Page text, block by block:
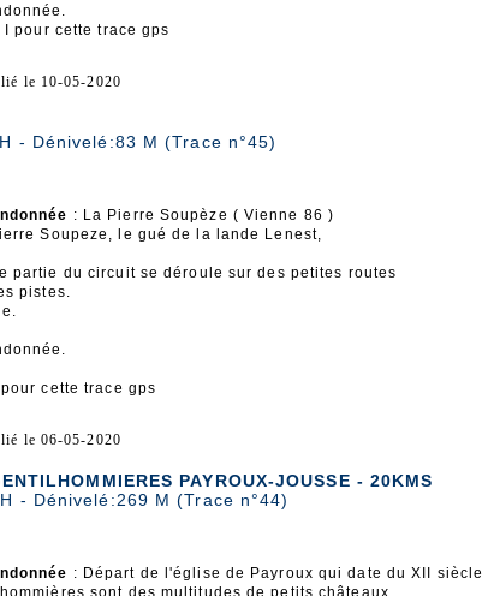
I pour cette trace gps
le 10-05-2020
- Dénivelé:83 M (Trace n°45)
: La Pierre Soupèze ( Vienne 86 )
Soupeze, le gué de la lande Lenest,
partie du circuit se déroule sur des petites routes
pistes.
cette trace gps
le 06-05-2020
PAYROUX-JOUSSE - 20KMS
- Dénivelé:269 M (Trace n°44)
: Départ de l'église de Payroux qui date du XII siècle
sont des multitudes de petits châteaux